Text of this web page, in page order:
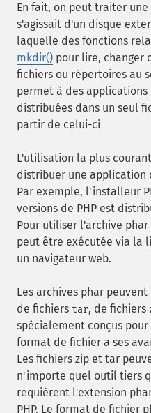
En fait, on peut traiter
s'agissait d'un disque
laquelle des fonctions
mkdir() pour lire, changer
fichiers ou répertoires au
permet à des applications
distribuées dans un seul
partir de celui-ci
L'utilisation la plus
distribuer une application
Par exemple, l'installeur
versions de PHP est
Pour utiliser l'archive
peut être exécutée via la
un navigateur web.
Les archives phar
de fichiers tar, de fichiers
spécialement conçus
format de fichier a ses
Les fichiers zip et tar
n'importe quel outil tiers
requièrent l'extension
PHP. Le format de fichier